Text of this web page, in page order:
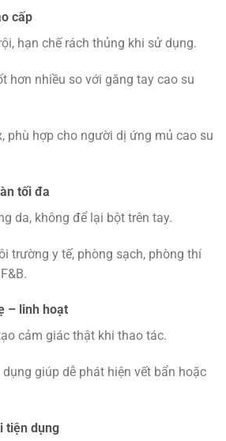
cấp
hạn chế rách thủng khi sử dụng.
hơn nhiều so với găng tay cao su
phù hợp cho người dị ứng mủ cao su
tối đa
da, không để lại bột trên tay.
trường y tế, phòng sạch, phòng thí
– linh hoạt
cảm giác thật khi thao tác.
giúp dễ phát hiện vết bẩn hoặc
tiện dụng